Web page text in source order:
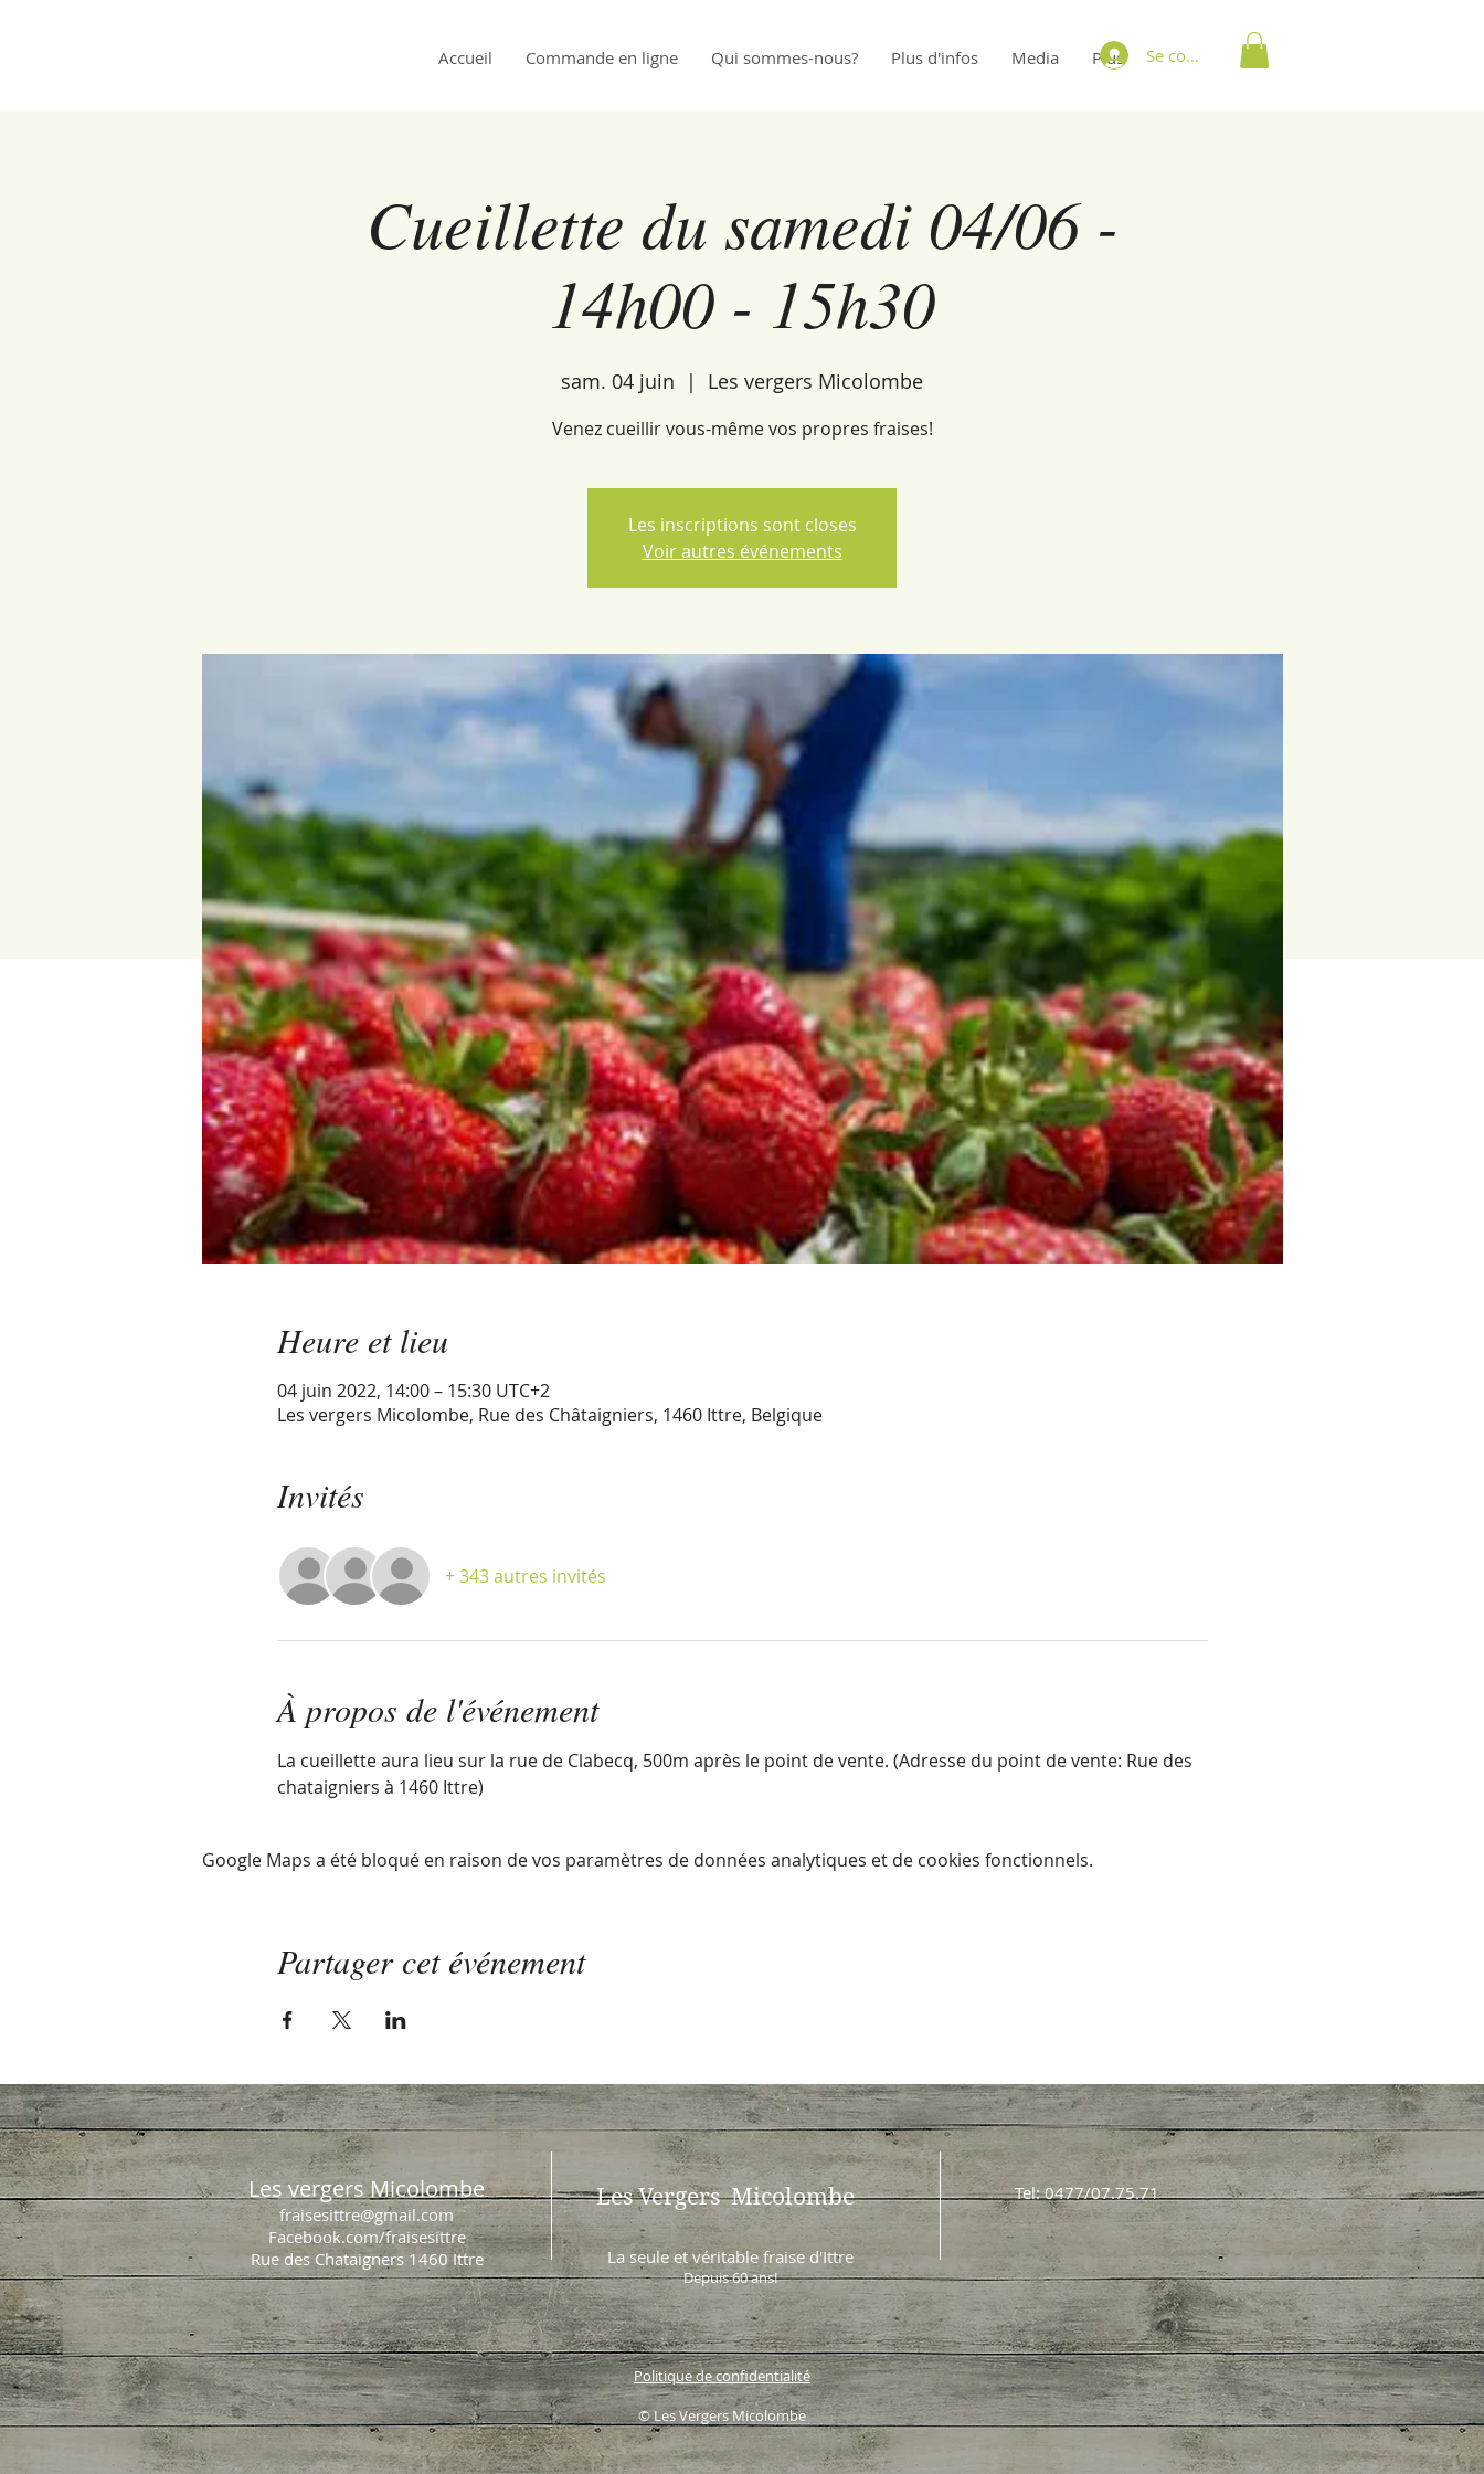
Accueil Commande en ligne Qui sommes-nous? Plus d'infos Media Plus Se connecter
Cueillette du samedi 04/06 -
14h00 - 15h30
sam. 04 juin
  |
Les vergers Micolombe
Les inscriptions sont closes
Voir autres événements
Heure et lieu
04 juin 2022, 14:00 – 15:30 UTC+2
Les vergers Micolombe, Rue des Châtaigniers, 1460 Ittre, Belgique
Invités
+ 343 autres invités
À propos de l'événement
La cueillette aura lieu sur la rue de Clabecq, 500m après le point de vente. (Adresse du point de vente: Rue des
chataigniers à 1460 Ittre)
Google Maps a été bloqué en raison de vos paramètres de données analytiques et de cookies fonctionnels.
Partager cet événement
Les vergers Micolombe
fraisesittre@gmail.com
Facebook.com/fraisesittre
Rue des Chataigners 1460 Ittre
Les Vergers Micolombe
La seule et véritable fraise d'Ittre
Depuis 60 ans!
Tel: 0477/07.75.71
Politique de confidentialité
© Les Vergers Micolombe